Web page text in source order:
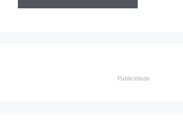
Publicidade